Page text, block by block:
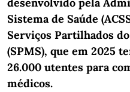
Sistema de Saúde
Serviços Partilhados
(SPMS), que em 2025
26.000 utentes para
médicos.